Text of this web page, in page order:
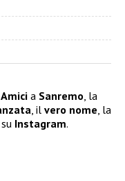
Amici a Sanremo , la
, il vero nome , la
Instagram.